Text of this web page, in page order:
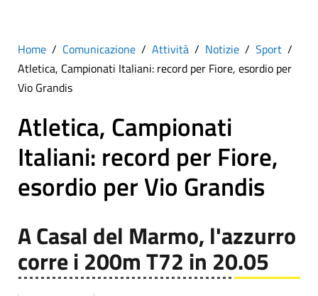
Home Comunicazione Attività Notizie
Sport
Atletica, Campionati Italiani: record per Fiore, esordio per
Vio Grandis
Atletica, Campionati
Italiani: record per Fiore,
esordio per Vio Grandis
A Casal del Marmo, l'azzurro
corre i 200m T72 in 20.05